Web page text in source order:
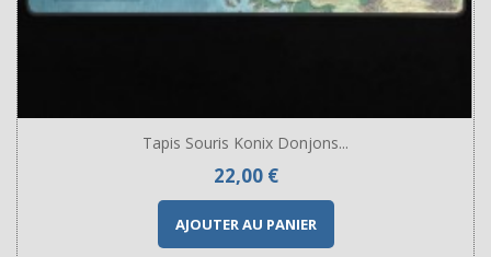
Tapis Souris Konix Donjons...
Prix
22,00 €
AJOUTER AU PANIER